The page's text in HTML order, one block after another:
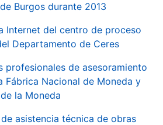
Burgos durante 2013
Internet del centro de proceso
Departamento de Ceres
profesionales de asesoramiento
Fábrica Nacional de Moneda y
la Moneda
asistencia técnica de obras